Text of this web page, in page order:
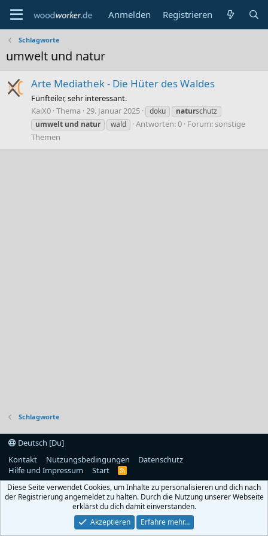
Anmelden Registrieren
Schlagworte
umwelt und natur
Arte Mediathek - Die Hüter des Waldes
Fünfteiler, sehr interessant.
KaiX0 Thema 29. Januar 2025 doku naturschutz
umwelt und natur wald Antworten: 0 Forum:sonstige
Themen
Schlagworte
Deutsch [Du]
Kontakt
Nutzungsbedingungen
Datenschutz
Hilfe und Impressum
Start
R
S
Diese Seite verwendet Cookies, um Inhalte zu personalisieren und dich nach
der Registrierung angemeldet zu halten. Durch die Nutzung unserer Webseite
erklärst du dich damit einverstanden.
Akzeptieren
Erfahre mehr…